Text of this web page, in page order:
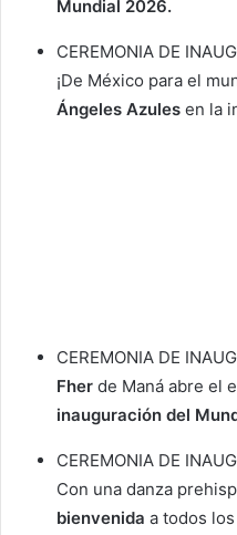
Mundial 2026.
CEREMONIA DE
¡De México para el
Ángeles Azules en la
CEREMONIA DE
Fher de Maná abre el
inauguración del
CEREMONIA DE
Con una danza
bienvenida a todos